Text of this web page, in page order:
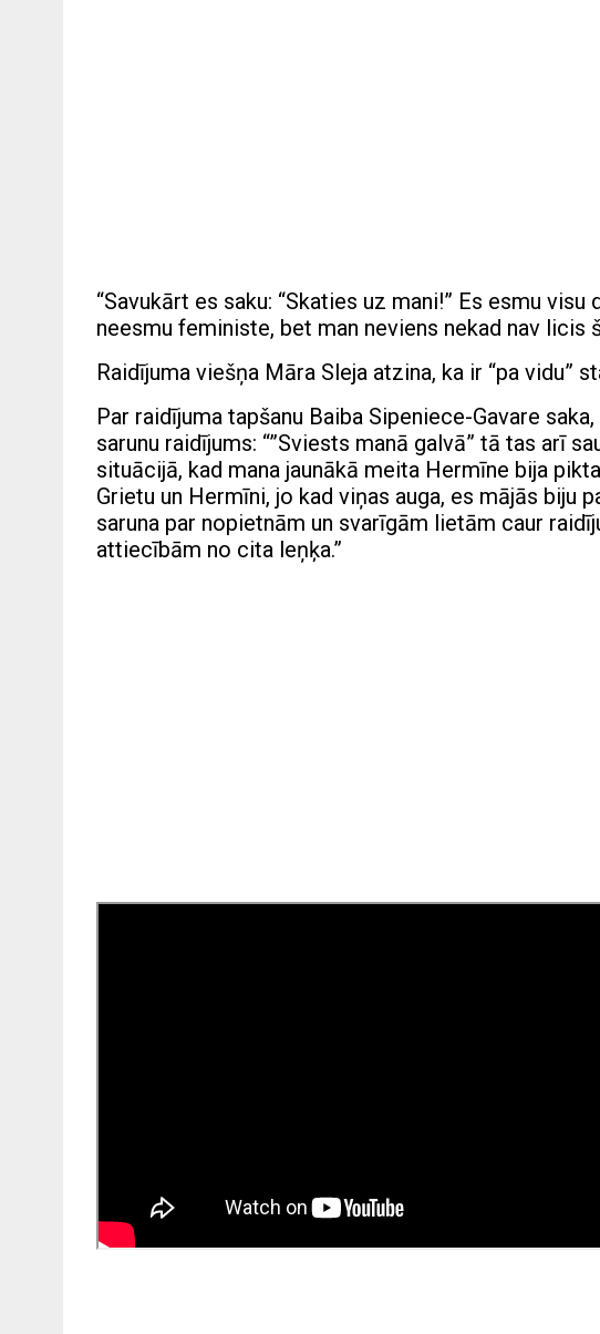
“Savukārt es saku: “Skaties uz mani!” Es esmu
neesmu feministe, bet man neviens nekad nav licis
Raidījuma viešņa Māra Sleja atzina, ka ir “pa
Par raidījuma tapšanu Baiba Sipeniece-Gavare
sarunu raidījums: “”Sviests manā galvā” tā tas arī
situācijā, kad mana jaunākā meita Hermīne bija
Grietu un Hermīni, jo kad viņas auga, es mājās biju
saruna par nopietnām un svarīgām lietām caur
attiecībām no cita leņķa.”